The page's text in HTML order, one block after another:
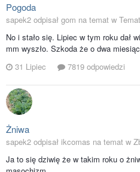
Pogoda
sapek2 odpisał gom na temat w
No i stało się. Lipiec w tym roku dał
mm wyszło. Szkoda że o dwa
31 Lipiec
7819 odpowiedzi
Żniwa
sapek2 odpisał ikcomas na temat w
Ja to się dziwię że w takim roku o